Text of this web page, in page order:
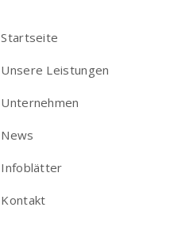
Startseite
Unsere Leistungen
Unternehmen
News
Infoblätter
Kontakt